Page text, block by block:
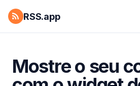
RSS.app
Mostre o seu